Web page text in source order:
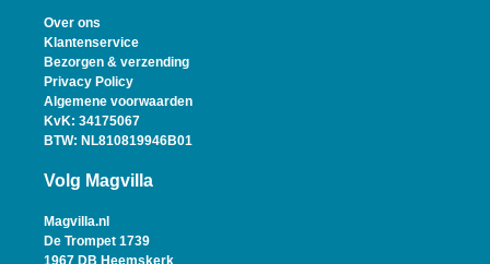
Over ons
Klantenservice
Bezorgen & verzending
Privacy Policy
Algemene voorwaarden
KvK: 34175067
BTW: NL810819946B01
Volg Magvilla
Magvilla.nl
De Trompet 1739